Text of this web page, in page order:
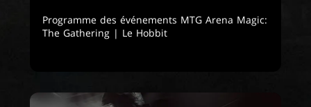
Programme des événements MTG Arena Magic:
The Gathering | Le Hobbit